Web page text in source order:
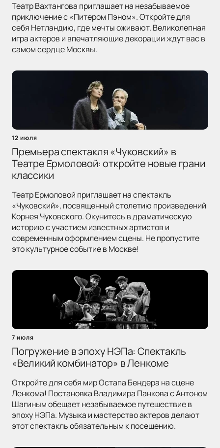
Театр Вахтангова приглашает на незабываемое
приключение с «Питером Пэном». Откройте для
себя Нетландию, где мечты оживают. Великолепная
игра актеров и впечатляющие декорации ждут вас в
самом сердце Москвы.
12 июля
Премьера спектакля «Чуковский» в
Театре Ермоловой: откройте новые грани
классики
Театр Ермоловой приглашает на спектакль
«Чуковский», посвященный столетию произведений
Корнея Чуковского. Окунитесь в драматическую
историю с участием известных артистов и
современным оформлением сцены. Не пропустите
это культурное событие в Москве!
7 июля
Погружение в эпоху НЭПа: Спектакль
«Великий комбинатор» в Ленкоме
Откройте для себя мир Остапа Бендера на сцене
Ленкома! Постановка Владимира Панкова с Антоном
Шагиным обещает незабываемое путешествие в
эпоху НЭПа. Музыка и мастерство актеров делают
этот спектакль обязательным к посещению.